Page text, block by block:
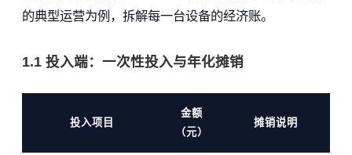
的典型运营为例，拆解每一台设备的经济账。
1.1 投入端：一次性投入与年化摊销
投入项目
金额
（元）
摊销说明